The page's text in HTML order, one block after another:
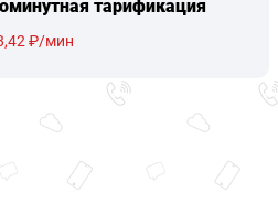
тарификация
₽/мин